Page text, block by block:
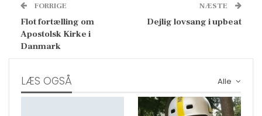
FORRIGE
Flot fortælling om
Apostolsk Kirke i
Danmark
NÆSTE
Dejlig lovsang i upbeat
Alle
LÆS OGSÅ